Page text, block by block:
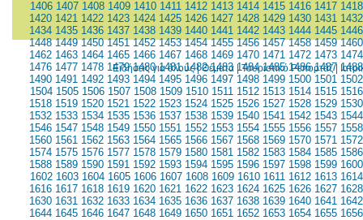
1406 1407 1408 1409 1410 1411 1412 1413 1414 1415 1416 1417 1418
1420 1421 1422 1423 1424 1425 1426 1427 1428 1429 1430 1431 1432
1434 1435 1436 1437 1438 1439 1440 1441 1442 1443 1444 1445 1446
1448 1449 1450 1451 1452 1453 1454 1455 1456 1457 1458 1459 1460
1462 1463 1464 1465 1466 1467 1468 1469 1470 1471 1472 1473 1474
1476 1477 1478 1479 1480 1481 1482 1483 1484 1485 1486 1487 1488
1490 1491 1492 1493 1494 1495 1496 1497 1498 1499 1500 1501 1502
1504 1505 1506 1507 1508 1509 1510 1511 1512 1513 1514 1515 1516
1518 1519 1520 1521 1522 1523 1524 1525 1526 1527 1528 1529 1530
1532 1533 1534 1535 1536 1537 1538 1539 1540 1541 1542 1543 1544
1546 1547 1548 1549 1550 1551 1552 1553 1554 1555 1556 1557 1558
1560 1561 1562 1563 1564 1565 1566 1567 1568 1569 1570 1571 1572
1574 1575 1576 1577 1578 1579 1580 1581 1582 1583 1584 1585 1586
1588 1589 1590 1591 1592 1593 1594 1595 1596 1597 1598 1599 1600
1602 1603 1604 1605 1606 1607 1608 1609 1610 1611 1612 1613 1614
1616 1617 1618 1619 1620 1621 1622 1623 1624 1625 1626 1627 1628
1630 1631 1632 1633 1634 1635 1636 1637 1638 1639 1640 1641 1642
1644 1645 1646 1647 1648 1649 1650 1651 1652 1653 1654 1655 1656
Ειδήσεις για όλους|Θέματα|Τουριστικό Ρεπορτάζ|